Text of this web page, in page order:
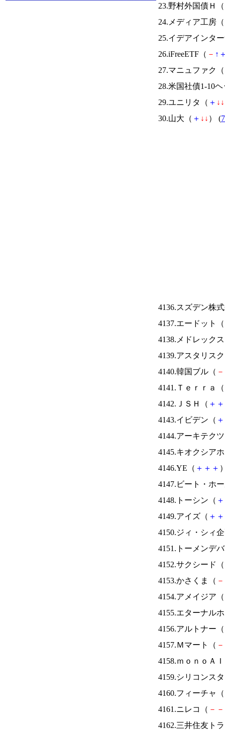
23.野村外国債Ｈ（
24.メディア工房（
25.イデアインタ
26.iFreeETF（ － ↑
27.マニュファク（
28.米国社債1-10
29.ユニリタ（ ＋ ↓ ↓
30.山大（ ＋ ↓ ↓ ） (
4136.スズデン株
4137.エードット（
4138.メドレック
4139.アスタリス
4140.韓国ブル（ －
4141.Ｔｅｒｒａ（
4142.ＪＳＨ（ ＋ ＋
4143.イビデン（ ＋
4144.アーキテク
4145.キオクシア
4146.YE（ ＋ ＋ ＋
4147.ビート・ホ
4148.トーシン（ ＋
4149.アイズ（ ＋ ＋
4150.ジィ・シィ
4151.トーメンデ
4152.サクシード（
4153.かさくま（ －
4154.アメイジア（
4155.エターナル
4156.アルトナー（
4157.Ｍマート（ －
4158.ｍｏｎｏＡ
4159.シリコンス
4160.フィーチャ（
4161.ニレコ（ － －
4162.三井住友ト